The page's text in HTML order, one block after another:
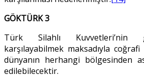
GÖKTÜRK 3
Türk Silahlı Kuvvetleri’nin
karşılayabilmek maksadıyla coğrafi
dünyanın herhangi bölgesinden
edilebilecektir.